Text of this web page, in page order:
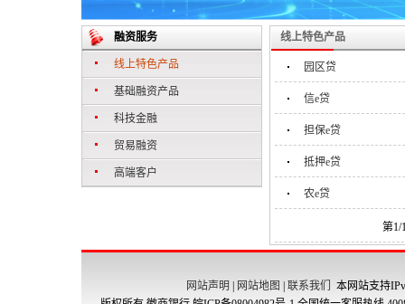
融资服务
线上特色产品
基础融资产品
科技金融
贸易融资
高端客户
线上特色产品
园区贷
信e贷
担保e贷
抵押e贷
农e贷
第
网站声明 网站地图 联系我们
本网站支持